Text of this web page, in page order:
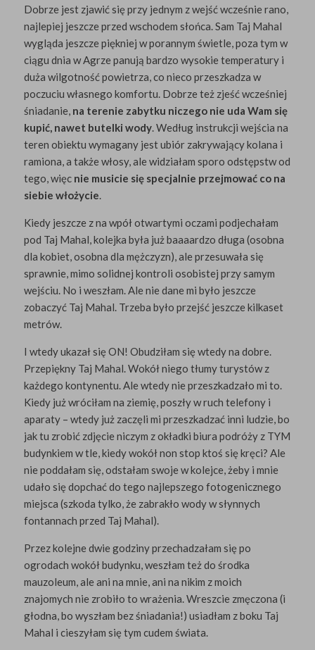
Dobrze jest zjawić się przy jednym z wejść wcześnie rano,
najlepiej jeszcze przed wschodem słońca. Sam Taj Mahal
wygląda jeszcze piękniej w porannym świetle, poza tym w
ciągu dnia w Agrze panują bardzo wysokie temperatury i
duża wilgotność powietrza, co nieco przeszkadza w
poczuciu własnego komfortu. Dobrze też zjeść wcześniej
śniadanie, na terenie zabytku niczego nie uda Wam się
kupić, nawet butelki wody. Według instrukcji wejścia na
teren obiektu wymagany jest ubiór zakrywający kolana i
ramiona, a także włosy, ale widziałam sporo odstępstw od
tego, więc nie musicie się specjalnie przejmować co na
siebie włożycie.
Kiedy jeszcze z na wpół otwartymi oczami podjechałam
pod Taj Mahal, kolejka była już baaaardzo długa (osobna
dla kobiet, osobna dla mężczyzn), ale przesuwała się
sprawnie, mimo solidnej kontroli osobistej przy samym
wejściu. No i weszłam. Ale nie dane mi było jeszcze
zobaczyć Taj Mahal. Trzeba było przejść jeszcze kilkaset
metrów.
I wtedy ukazał się ON! Obudziłam się wtedy na dobre.
Przepiękny Taj Mahal. Wokół niego tłumy turystów z
każdego kontynentu. Ale wtedy nie przeszkadzało mi to.
Kiedy już wróciłam na ziemię, poszły w ruch telefony i
aparaty – wtedy już zaczęli mi przeszkadzać inni ludzie, bo
jak tu zrobić zdjęcie niczym z okładki biura podróży z TYM
budynkiem w tle, kiedy wokół non stop ktoś się kręci? Ale
nie poddałam się, odstałam swoje w kolejce, żeby i mnie
udało się dopchać do tego najlepszego fotogenicznego
miejsca (szkoda tylko, że zabrakło wody w słynnych
fontannach przed Taj Mahal).
Przez kolejne dwie godziny przechadzałam się po
ogrodach wokół budynku, weszłam też do środka
mauzoleum, ale ani na mnie, ani na nikim z moich
znajomych nie zrobiło to wrażenia. Wreszcie zmęczona (i
głodna, bo wyszłam bez śniadania!) usiadłam z boku Taj
Mahal i cieszyłam się tym cudem świata.